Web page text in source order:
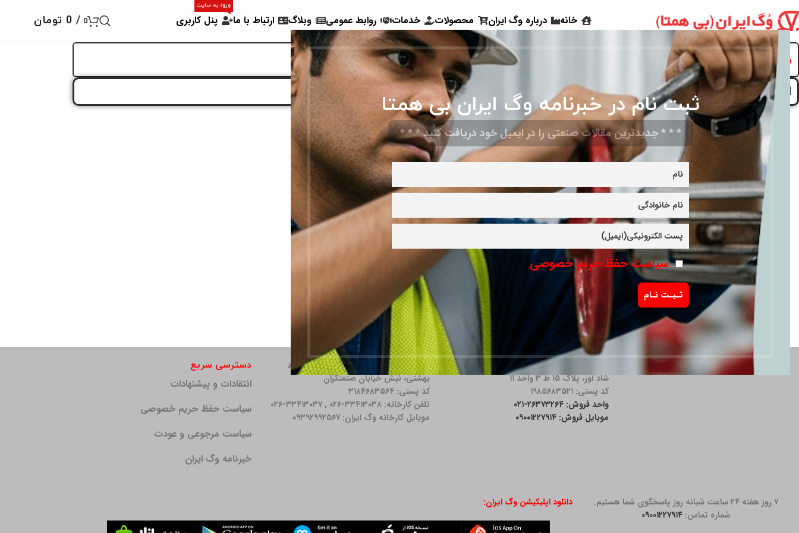
ثبت نام در خبرنامه وگ ایران بی همتا
* * * جدیدترین مقالات صنعتی را در ایمیل خود دریافت کنید * * *
سیاست حفظ حریم خصوصی
خانه درباره وگ ایران محصولات خدمات روابط عمومی وبلاگ ارتباط با ما پنل کاربری
ورود به سایت
0
/
0 تومان
مشاهده گارانتی و خدمات پس از فروش وگ ایران
[gravityview id=”11000″ secret=”63831cc54be9″]
آدرس دفتر: خیابان مقدس اردبیلی، نبش خیابان
شاد آور، پلاک ۱۵ ط ۳ واحد ۱۱
کد پستی: ۱۹۸۵۶۸۳۵۲۱
واحد فروش: ۲۶۳۷۳۲۶۴-۰۲۱
موبایل فروش: ۰۹۰۰۱۲۲۷۹۱۴
آدرس کارخانه: كرج، محمدشهر، بلوار شهید
بهشتی، نبش خیابان صنعتگران
کد پستی: ۳۱۸۴۶۸۳۵۶۴
تلفن کارخانه: ۳۳۴۱۳۰۳۸-۰۲۶ , ۳۳۴۱۳۰۳۷-۰۲۶
موبایل کارخانه وگ ایران: ۰۹۳۹۲۹۹۲۵۶۷
دسترسی سریع
انتقادات و پیشنهادات
سیاست حفظ حریم خصوصی
سیاست مرجوعی و عودت
خبرنامه وگ ایران
۷ روز هفته ۲۴ ساعت شبانه روز پاسخگوی شما هستیم.
شماره تماس: ۰۹۰۰۱۲۲۷۹۱۴
دانلود اپلیکیشن وگ ایران: